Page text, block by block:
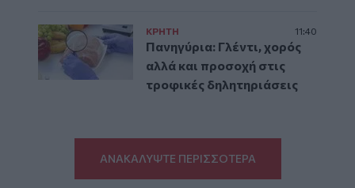
ΚΡΗΤΗ 11:40
Πανηγύρια: Γλέντι, χορός
αλλά και προσοχή στις
τροφικές δηλητηριάσεις
ΑΝΑΚΑΛΥΨΤΕ ΠΕΡΙΣΣΟΤΕΡΑ